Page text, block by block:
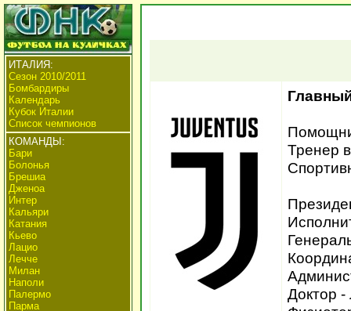
ИТАЛИЯ:
Сезон 2010/2011
Бомбардиры
Календарь
Кубок Италии
Список чемпионов
КОМАНДЫ:
Бари
Болонья
Брешиа
Дженоа
Интер
Кальяри
Катания
Кьево
Лацио
Лечче
Милан
Наполи
Палермо
Парма
Тренер
Доктор